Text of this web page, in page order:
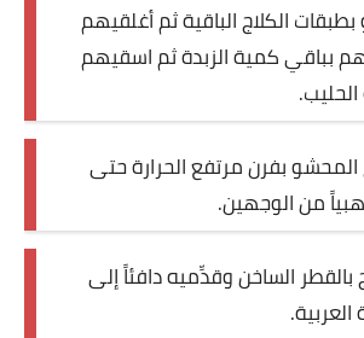
الطهاة العرب
نصائح وفوائد
نصيحة اليوم
الكلاج الباقية ثم أغلقيهم
بباقي كمية الزبدة ثم اسقيهم
المحشو بفرن مرتفع الحرارة حتى
من الوجهين.
الساخن وقدِّميه دافئاً إلى